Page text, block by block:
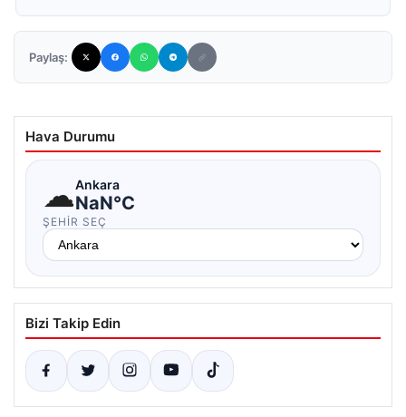
Paylaş:
Hava Durumu
☁Ankara
NaN°C
ŞEHIR SEÇ
Bizi Takip Edin